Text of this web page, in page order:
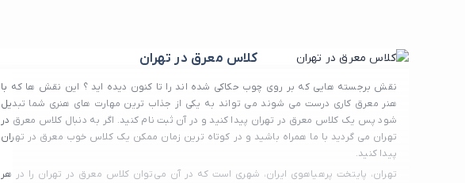
کلاس معرق در تهران
نقش برجسته هایی که بر روی چوب حکاکی شده اند را تا کنون دیده اید ؟ این نقش ها که با
هنر معرق کاری درست می شوند می تواند به یکی از جذاب ترین مهارت های هنری شما تبدیل
شود پس یک کلاس معرق در تهران پیدا کنید و در آن ثبت نام کنید. اگر به دنبال کلاس معرق در
تهران می گردید با ما همراه باشید و در کوتاه ترین زمان ممکن یک کلاس خوب معرق در تهران
پیدا کنید.
تهران، پایتخت پرهیاهوی ایران، شهری است که در آن می‌توان کلاس معرق در تهران را در هر